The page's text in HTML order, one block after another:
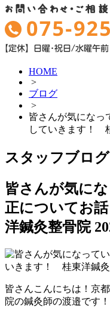
HOME
>
ブログ
>
皆さんが気になっ
していきます！
スタッフブログ
皆さんが気に
正についてお
洋鍼灸整骨院
皆さんこんにちは！京
院の鍼灸師の渡邉です！